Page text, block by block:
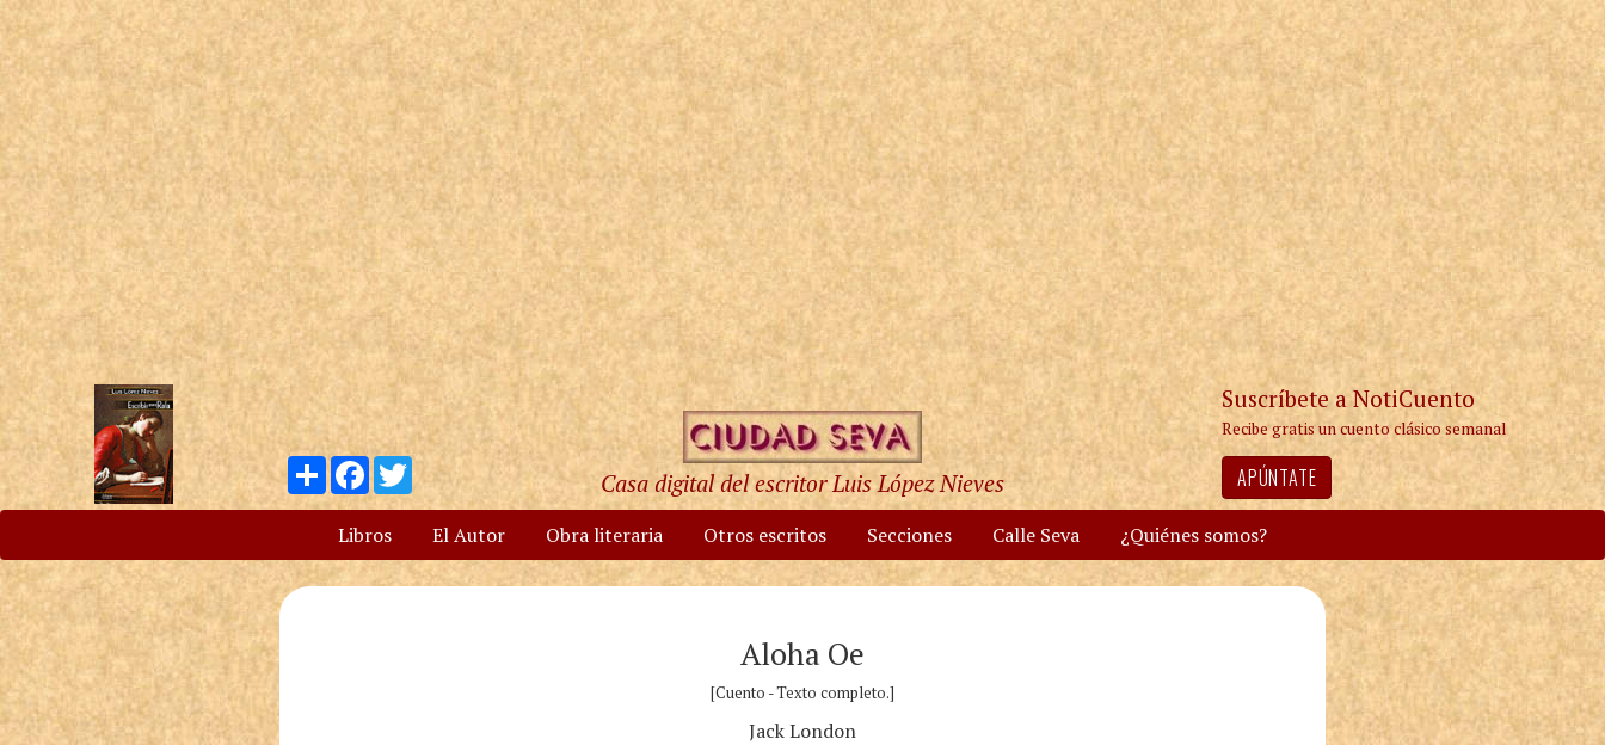
Compartir
Facebook
Twitter
Casa digital del escritor Luis López Nieves
Suscríbete a NotiCuento
Recibe gratis un cuento clásico semanal
APÚNTATE
Libros El Autor Obra literaria Otros escritos Secciones Calle Seva ¿Quiénes somos?
Aloha Oe
[Cuento - Texto completo.]
Jack London